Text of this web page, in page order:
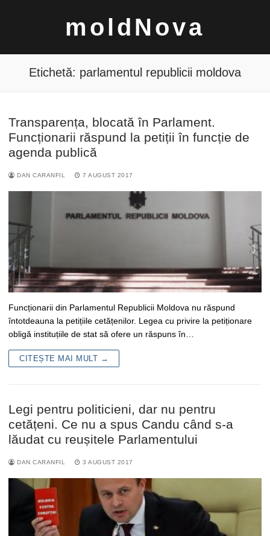
moldNova
Caută
Etichetă: parlamentul republicii moldova
Transparența, blocată în Parlament.
Funcționarii răspund la petiții în funcție de
agenda publică
DAN CARANFIL 7 AUGUST 2017
Funcționarii din Parlamentul Republicii Moldova nu răspund
întotdeauna la petițiile cetățenilor. Legea cu privire la petiționare
obligă instituțiile de stat să ofere un răspuns în…
CITEȘTE MAI MULT →
Legi pentru politicieni, dar nu pentru
cetățeni. Ce nu a spus Candu când s-a
lăudat cu reușitele Parlamentului
DAN CARANFIL 3 AUGUST 2017